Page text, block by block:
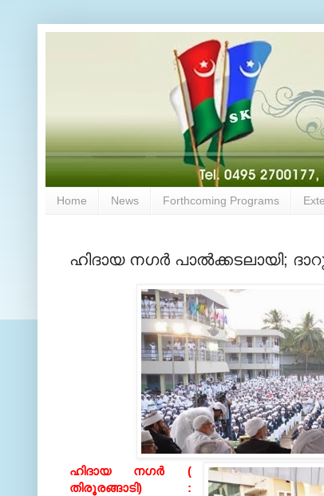
Home News Forthcoming Programs
ഹിദായ നഗര്‍ പാല്‍ക്കടലായി;
ഹിദായ നഗര്‍ (
തിരൂരങ്ങാടി) :